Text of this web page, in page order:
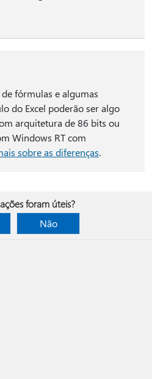
fórmulas e algumas
do Excel poderão ser algo
arquitetura de 86 bits ou
Windows RT com
sobre as diferenças.
foram úteis?
Não